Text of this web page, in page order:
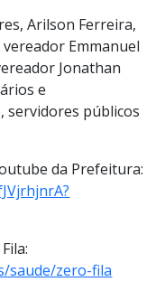
Arilson Ferreira,
Emmanuel
Jonathan
e
servidores públicos
da Prefeitura:
saude/zero-fila